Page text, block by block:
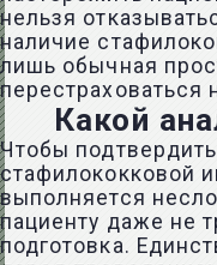
нельзя
наличие
лишь обычная
перестраховаться
Какой
Чтобы
стафилококковой
выполняется
пациенту даже не
подготовка.